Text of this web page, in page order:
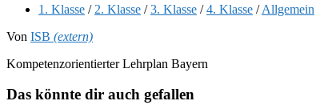
Beitrags-
1. Klasse / 2. Klasse / 3. Klasse / 4. Klasse / Allgemein
Von ISB (extern)
Kompetenzorientierter Lehrplan Bayern
Das könnte dir auch gefallen